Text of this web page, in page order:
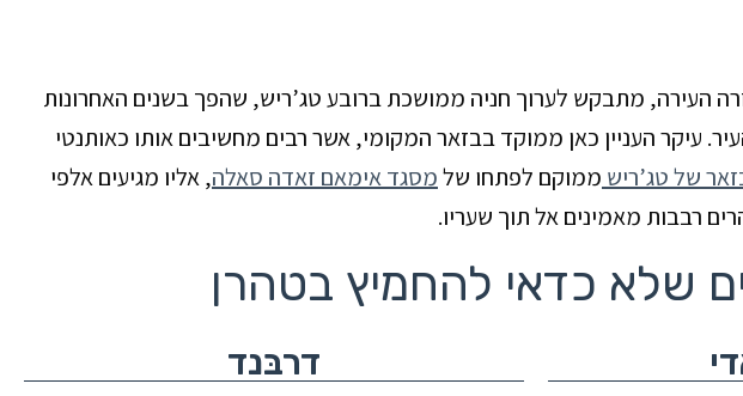
העירה, מתבקש לערוך חניה ממושכת ברובע טג’ריש, שהפך בשנים האחרונות
עיקר העניין כאן ממוקד בבזאר המקומי, אשר רבים מחשיבים אותו כאותנטי
של טג’ריש ממוקם לפתחו שלמסגד אימאם זאדה סאלה, אליו מגיעים אלפי
רבבות מאמינים אל תוך שעריו.
שלא כדאי להחמיץ בטהרן
דרבּנד